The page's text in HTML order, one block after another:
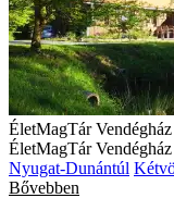
ÉletMagTár Vendégház
ÉletMagTár Vendégház
Nyugat-Dunántúl
Bővebben